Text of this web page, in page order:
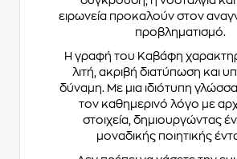
ειρωνεία προκαλούν στον
προβληματισμό.
Η γραφή του Καβάφη
λιτή, ακριβή διατύπωση και
δύναμη. Με μια ιδιότυπη
τον καθημερινό λόγο με
στοιχεία, δημιουργώντας
μοναδικής ποιητικής